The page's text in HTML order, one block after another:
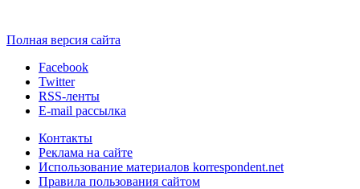
Полная версия сайта
Facebook
Twitter
RSS-ленты
E-mail рассылка
Контакты
Реклама на сайте
Использование материалов korrespondent.net
Правила пользования сайтом